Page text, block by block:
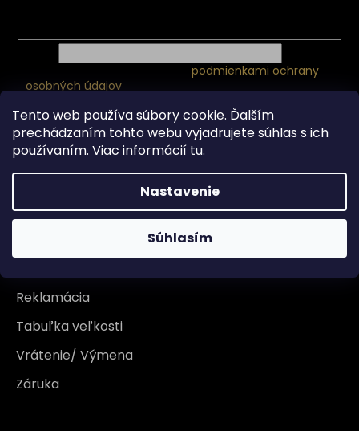
Tento web používa súbory cookie. Ďalším
prechádzaním tohto webu vyjadrujete súhlas s ich
používaním. Viac informácií tu.
Nastavenie
Súhlasím
podmienkami ochrany
osobných údajov
PRIHLÁSIŤ SA
Všetko o nákupe
Doprava
Reklamácia
Tabuľka veľkosti
Vrátenie/ Výmena
Záruka